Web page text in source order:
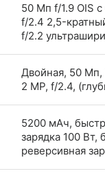
50 Мп f/1.9 OIS
f/2.4 2,5-
f/2.2
Двойная, 50 Мп,
2 MP, f/2.4,
5200 мАч,
зарядка 100 Вт,
реверсивная